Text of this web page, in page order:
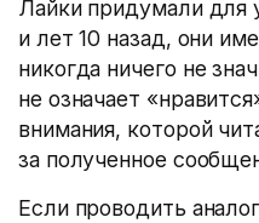
Лайки придумали для
и лет 10 назад, они
никогда ничего не
не означает
внимания, которой
за полученное
Если проводить